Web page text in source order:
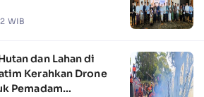
WIB
dan Lahan di
Kerahkan Drone
Pemadam